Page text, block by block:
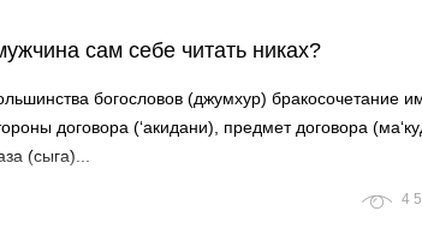
сам себе читать никах?
богословов (джумхур) бракосочетание
договора (‘акидани), предмет договора
(сыга)...